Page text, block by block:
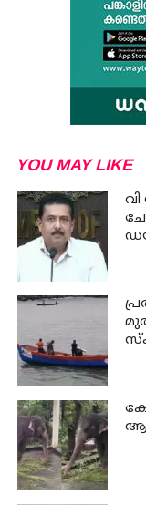
YOU MAY LIKE